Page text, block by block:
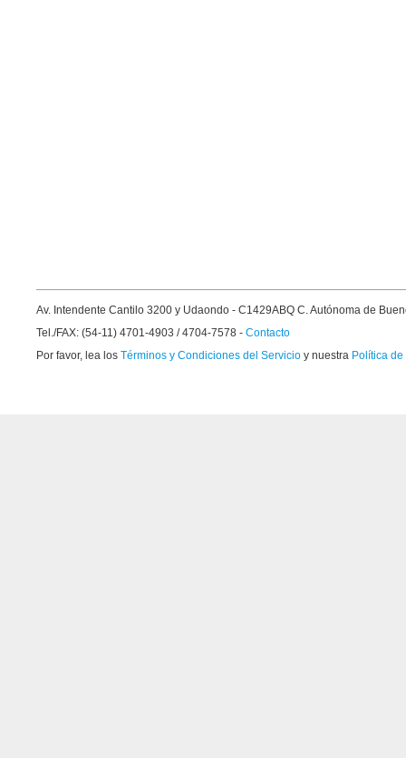
Av. Intendente Cantilo 3200 y Udaondo - C1429ABQ C. Autónoma de
Tel./FAX: (54-11) 4701-4903 / 4704-7578 - Contacto
Por favor, lea los Términos y Condiciones del Servicio y nuestra Política